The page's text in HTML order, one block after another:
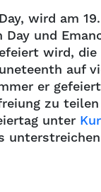
wird am
und
wird, die
auf
er
zu
unter